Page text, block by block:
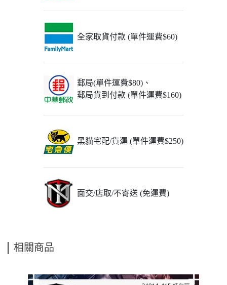
全家取貨付款 (單件運費$60)
郵局(單件運費$80)、
郵局貨到付款 (單件運費$160)
黑貓宅配/貨運 (單件運費$250)
面交/店取/不寄送 (免運費)
相關商品